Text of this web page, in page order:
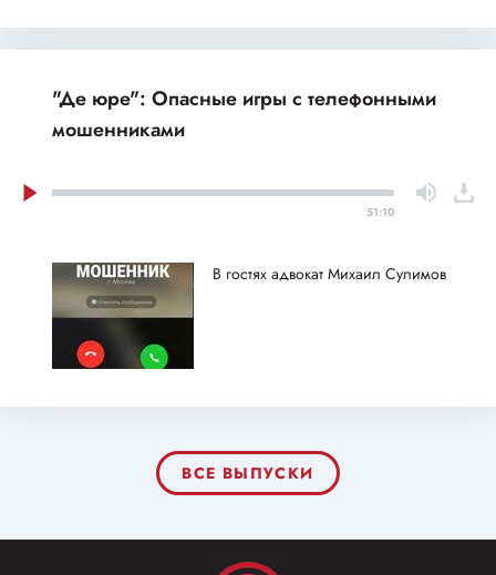
"Де юре": Опасные игры с телефонными
мошенниками
51:10
В гостях адвокат Михаил Сулимов
ВСЕ ВЫПУСКИ